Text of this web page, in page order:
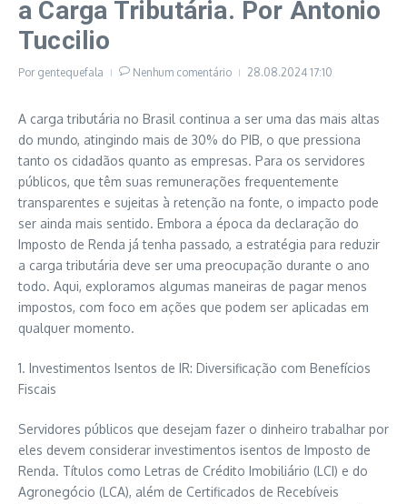
a Carga Tributária. Por Antonio
Tuccilio
Por gentequefala Nenhum comentário 28.08.2024 17:10
A carga tributária no Brasil continua a ser uma das mais altas
do mundo, atingindo mais de 30% do PIB, o que pressiona
tanto os cidadãos quanto as empresas. Para os servidores
públicos, que têm suas remunerações frequentemente
transparentes e sujeitas à retenção na fonte, o impacto pode
ser ainda mais sentido. Embora a época da declaração do
Imposto de Renda já tenha passado, a estratégia para reduzir
a carga tributária deve ser uma preocupação durante o ano
todo. Aqui, exploramos algumas maneiras de pagar menos
impostos, com foco em ações que podem ser aplicadas em
qualquer momento.
1. Investimentos Isentos de IR: Diversificação com Benefícios
Fiscais
Servidores públicos que desejam fazer o dinheiro trabalhar por
eles devem considerar investimentos isentos de Imposto de
Renda. Títulos como Letras de Crédito Imobiliário (LCI) e do
Agronegócio (LCA), além de Certificados de Recebíveis